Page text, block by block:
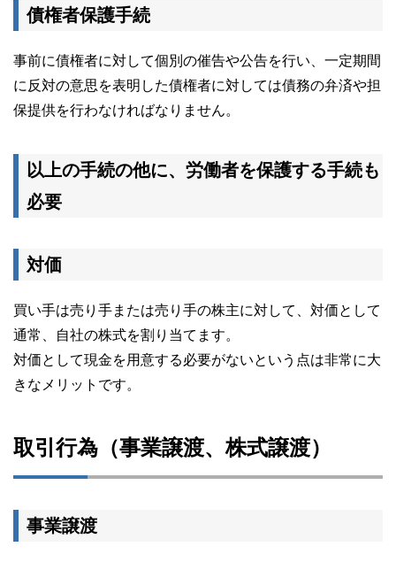
債権者保護手続
事前に債権者に対して個別の催告や公告を行い、一定期間
に反対の意思を表明した債権者に対しては債務の弁済や担
保提供を行わなければなりません。
以上の手続の他に、労働者を保護する手続も
必要
対価
買い手は売り手または売り手の株主に対して、対価として
通常、自社の株式を割り当てます。
対価として現金を用意する必要がないという点は非常に大
きなメリットです。
取引行為（事業譲渡、株式譲渡）
事業譲渡